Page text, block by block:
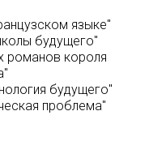
языке"
будущего"
романов короля
будущего"
проблема"